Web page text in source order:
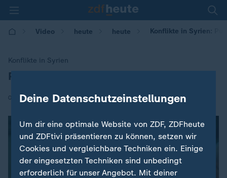
Video heute heute Konflikte in Syrien:
Konflikte in Syrien
:Putin fordert Befreiung Idlibs
07.09.2018 | 16:14
Deine Datenschutzeinstellungen
Um dir eine optimale Website von ZDF, ZDFheute
und ZDFtivi präsentieren zu können, setzen wir
Cookies und vergleichbare Techniken ein. Einige
der eingesetzten Techniken sind unbedingt
erforderlich für unser Angebot. Mit deiner